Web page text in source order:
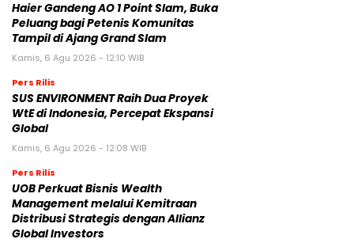
Haier Gandeng AO 1 Point Slam, Buka
Peluang bagi Petenis Komunitas
Tampil di Ajang Grand Slam
Kamis, 6 Agu 2026 - 12:10 WIB
Pers Rilis
SUS ENVIRONMENT Raih Dua Proyek
WtE di Indonesia, Percepat Ekspansi
Global
Kamis, 6 Agu 2026 - 12:08 WIB
Pers Rilis
UOB Perkuat Bisnis Wealth
Management melalui Kemitraan
Distribusi Strategis dengan Allianz
Global Investors